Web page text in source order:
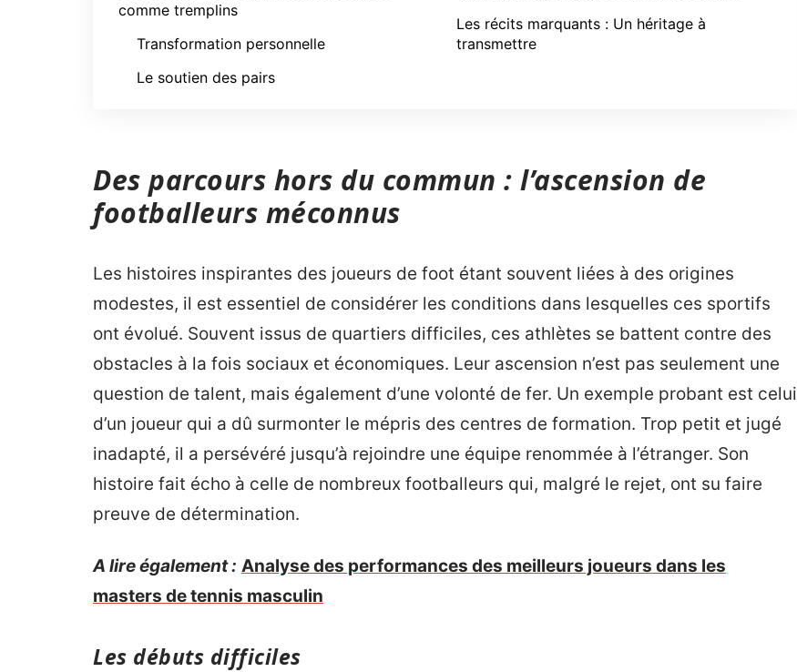
comme tremplins
Transformation personnelle
Le soutien des pairs
Les récits marquants : Un héritage à
transmettre
Des parcours hors du commun : l’ascension de
footballeurs méconnus
Les histoires inspirantes des joueurs de foot étant souvent liées à des origines
modestes, il est essentiel de considérer les conditions dans lesquelles ces sportifs
ont évolué. Souvent issus de quartiers difficiles, ces athlètes se battent contre des
obstacles à la fois sociaux et économiques. Leur ascension n’est pas seulement une
question de talent, mais également d’une volonté de fer. Un exemple probant est celui
d’un joueur qui a dû surmonter le mépris des centres de formation. Trop petit et jugé
inadapté, il a persévéré jusqu’à rejoindre une équipe renommée à l’étranger. Son
histoire fait écho à celle de nombreux footballeurs qui, malgré le rejet, ont su faire
preuve de détermination.
A lire également : Analyse des performances des meilleurs joueurs dans les
masters de tennis masculin
Les débuts difficiles